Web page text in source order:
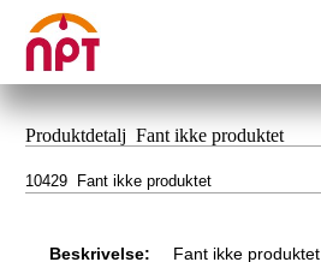
Produktdetalj Fant ikke produktet
10429 Fant ikke produktet
Beskrivelse: Fant ikke produktet